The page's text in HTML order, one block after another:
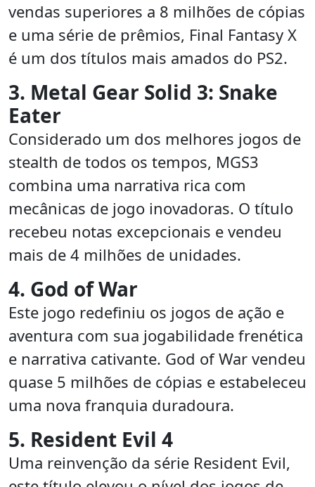
vendas superiores a 8 milhões de cópias
e uma série de prêmios, Final Fantasy X
é um dos títulos mais amados do PS2.
3. Metal Gear Solid 3: Snake
Eater
Considerado um dos melhores jogos de
stealth de todos os tempos, MGS3
combina uma narrativa rica com
mecânicas de jogo inovadoras. O título
recebeu notas excepcionais e vendeu
mais de 4 milhões de unidades.
4. God of War
Este jogo redefiniu os jogos de ação e
aventura com sua jogabilidade frenética
e narrativa cativante. God of War vendeu
quase 5 milhões de cópias e estabeleceu
uma nova franquia duradoura.
5. Resident Evil 4
Uma reinvenção da série Resident Evil,